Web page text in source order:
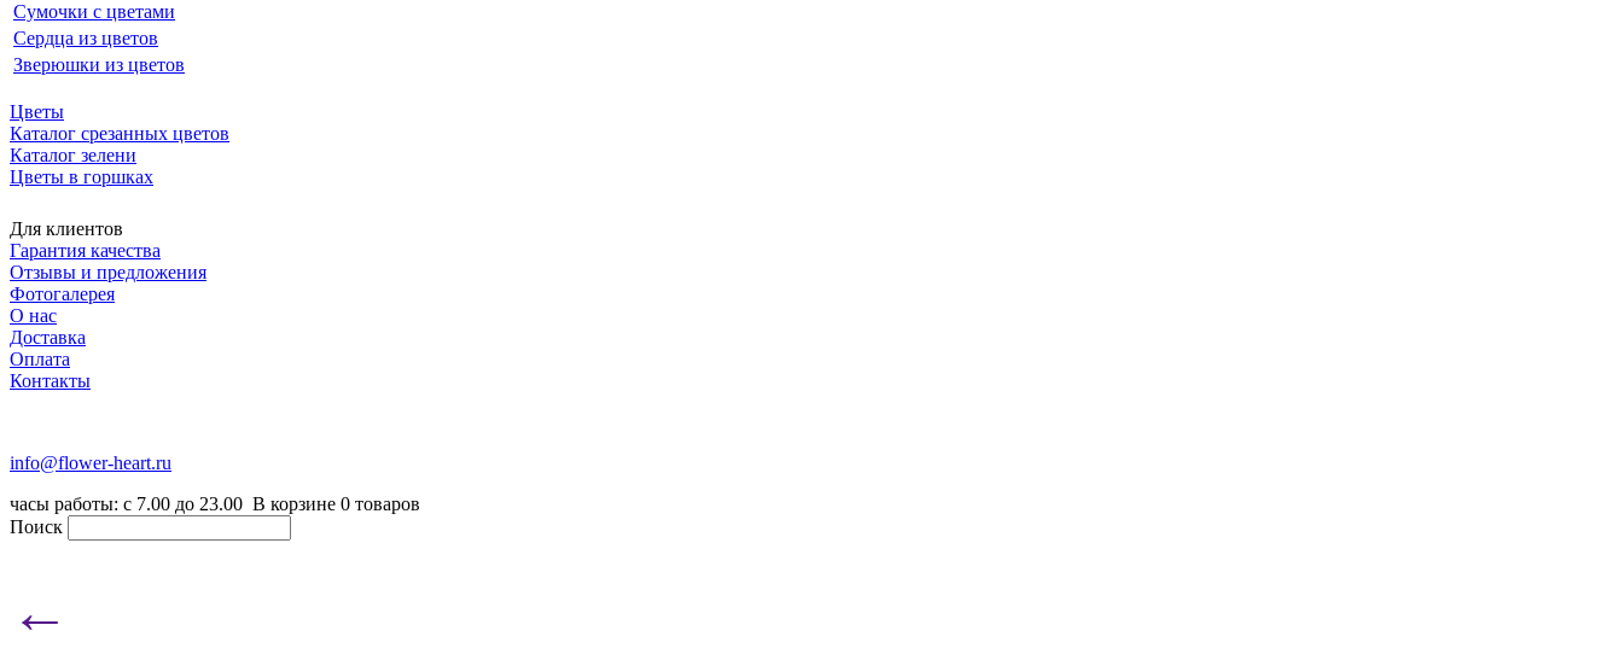
Сумочки с цветами
Сердца из цветов
Зверюшки из цветов
Цветы
Каталог срезанных цветов
Каталог зелени
Цветы в горшках
Для клиентов
Гарантия качества
Отзывы и предложения
Фотогалерея
О нас
Доставка
Оплата
Контакты
info@flower-heart.ru
часы работы: с 7.00 до 23.00 В корзине 0 товаров
Поиск
←